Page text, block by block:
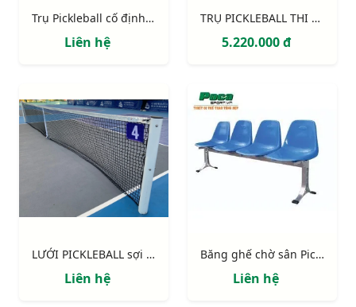
Trụ Pickleball cố định chôn nòng
Liên hệ
TRỤ PICKLEBALL THI ĐẤU DI ĐỘNG (có bánh xe)
5.220.000 đ
LƯỚI PICKLEBALL sợi 3mm không gút cao cấp
Liên hệ
Băng ghế chờ sân Pickleball
Liên hệ